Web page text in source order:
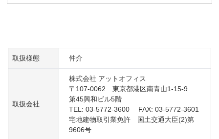
取扱様態 仲介
取扱会社
株式会社 アットオフィス
〒107-0062 東京都港区南青山1-15-9
第45興和ビル5階
TEL: 03-5772-3600 FAX: 03-5772-3601
宅地建物取引業免許 国土交通大臣(2)第
9606号